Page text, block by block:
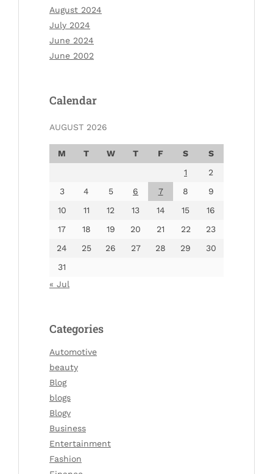
August 2024
July 2024
June 2024
June 2002
Calendar
AUGUST 2026
M T W T F S
S
1
2
3
4 5 6 7 8
9
10
11 12 13 14 15
16
17
18 19 20 21 22
23
24
25 26 27 28 29
30
31
« Jul
Categories
Automotive
beauty
Blog
blogs
Blogv
Business
Entertainment
Fashion